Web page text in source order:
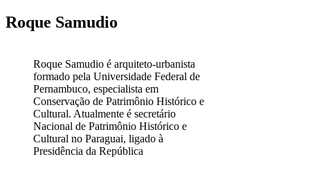
Roque Samudio
Roque Samudio é arquiteto-urbanista
formado pela Universidade Federal de
Pernambuco, especialista em
Conservação de Patrimônio Histórico e
Cultural. Atualmente é secretário
Nacional de Patrimônio Histórico e
Cultural no Paraguai, ligado à
Presidência da República